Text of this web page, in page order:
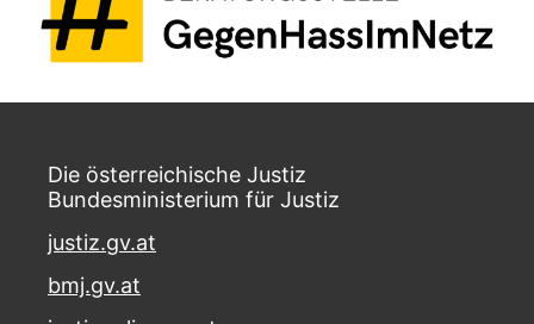
Die österreichische Justiz
Bundesministerium für Justiz
justiz.gv.at
bmj.gv.at